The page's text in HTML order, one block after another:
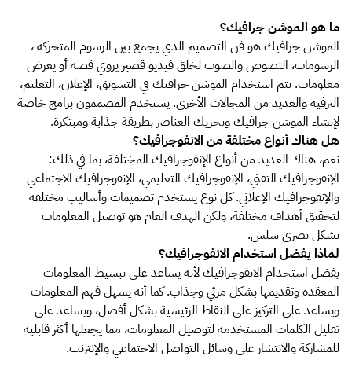
ما هو الموشن جرافيك؟
الموشن جرافيك هو فن التصميم الذي يجمع بين الرسوم المتحركة ،
الرسومات، النصوص والصوت لخلق فيديو قصير يروي قصة أو يعرض
معلومات. يتم استخدام الموشن جرافيك في التسويق، الإعلان، التعليم،
الترفيه والعديد من المجالات الأخرى. يستخدم المصممون برامج خاصة
لإنشاء الموشن جرافيك وتحريك العناصر بطريقة جذابة ومبتكرة.
هل هناك أنواع مختلفة من الانفوجرافيك؟
نعم، هناك العديد من أنواع الإنفوجرافيك المختلفة، بما في ذلك:
الإنفوجرافيك التقني، الإنفوجرافيك التعليمي، الإنفوجرافيك الاجتماعي
والإنفوجرافيك الإعلاني. كل نوع يستخدم تصميمات وأساليب مختلفة
لتحقيق أهداف مختلفة، ولكن الهدف العام هو توصيل المعلومات
بشكل بصري سلس.
لماذا يفضل استخدام الانفوجرافيك؟
يفضل استخدام الانفوجرافيك لأنه يساعد على تبسيط المعلومات
المعقدة وتقديمها بشكل مرئي وجذاب. كما أنه يسهل فهم المعلومات
ويساعد على التركيز على النقاط الرئيسية بشكل أفضل، ويساعد على
تقليل الكلمات المستخدمة لتوصيل المعلومات، مما يجعلها أكثر قابلية
للمشاركة والانتشار على وسائل التواصل الاجتماعي والإنترنت.